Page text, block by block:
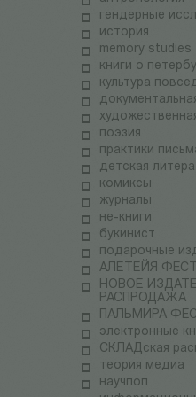
гендерные
история
memory studies
книги о
культура
поэзия
практики
детская
комиксы
журналы
не-книги
букинист
подарочные
АЛЕТЕЙЯ ФЕСТ
НОВОЕ
РАСПРОДАЖА
ПАЛЬМИРА
электронные
СКЛАДская
теория медиа
научпоп